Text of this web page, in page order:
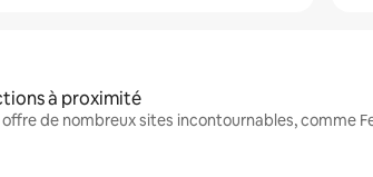
à proximité
de nombreux sites incontournables, comme